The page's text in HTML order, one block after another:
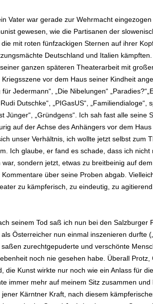
Vater war gerade zur Wehrmacht
gewesen, wie die Partisanen der
mit roten fünfzackigen Sternen auf ihrer
Deutschland und Italien kämpften.
ganzen späteren Theaterarbeit mit
vor dem Haus seiner Kindheit
für Jedermann“, „Die Nibelungen“
Dutschke“, „PIGasUS“, „Familiendialoge“,
Jünger“, „Gründgens“. Ich sah fast alle seine
auf der Achse des Anhängers vor dem
unser Verhältnis, ich wollte jetzt selbst zum
Ich glaube, er fand es schade, dass ich nicht
sondern jetzt, etwas zu breitbeinig auf dem
über seine Proben abgab.
zu kämpferisch, zu eindeutig, zu
seinem Tod saß ich nun bei den Salzburger
Österreicher nun einmal inszenieren durfte
zurechtgepuderte und verschönte
noch nie gesehen habe. Überall Protz,
die Kunst wirkte nur noch wie ein Anlass für
immer mehr auf meinem Sitz zusammen und
Kärntner Kraft, nach diesem